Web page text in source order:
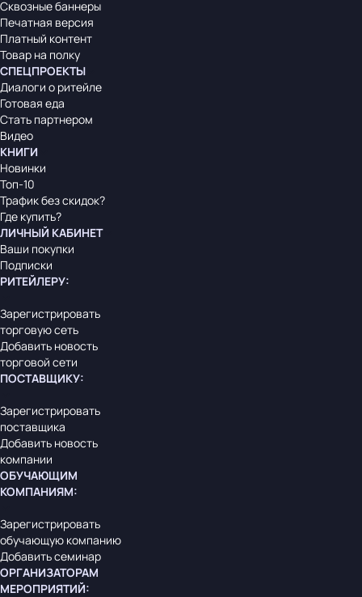
Сквозные баннеры
Печатная версия
Платный контент
Товар на полку
СПЕЦПРОЕКТЫ
Диалоги о ритейле
Готовая еда
Стать партнером
Видео
КНИГИ
Новинки
Топ-10
Трафик без скидок?
Где купить?
ЛИЧНЫЙ КАБИНЕТ
Ваши покупки
Подписки
РИТЕЙЛЕРУ:
Зарегистрировать
торговую сеть
Добавить новость
торговой сети
ПОСТАВЩИКУ:
Зарегистрировать
поставщика
Добавить новость
компании
ОБУЧАЮЩИМ
КОМПАНИЯМ:
Зарегистрировать
обучающую компанию
Добавить семинар
ОРГАНИЗАТОРАМ
МЕРОПРИЯТИЙ: